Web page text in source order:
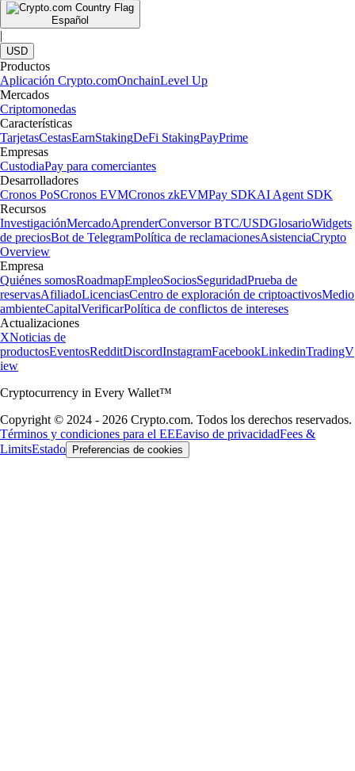
Español
|
USD
Productos
Aplicación Crypto.comOnchainLevel Up
Mercados
Criptomonedas
Características
TarjetasCestasEarnStakingDeFi StakingPayPrime
Empresas
CustodiaPay para comerciantes
Desarrolladores
Cronos PoSCronos EVMCronos zkEVMPay SDKAI Agent SDK
Recursos
InvestigaciónMercadoAprenderConversor BTC/USDGlosarioWidgets
de preciosBot de TelegramPolítica de reclamacionesAsistenciaCrypto
Overview
Empresa
Quiénes somosRoadmapEmpleoSociosSeguridadPrueba de
reservasAfiliadoLicenciasCentro de exploración de criptoactivosMedio
ambienteCapitalVerificarPolítica de conflictos de intereses
Actualizaciones
XNoticias de
productosEventosRedditDiscordInstagramFacebookLinkedinTradingV
iew
Cryptocurrency in Every Wallet™
Copyright © 2024 - 2026 Crypto.com. Todos los derechos reservados.
Términos y condiciones para el EEEaviso de privacidadFees &
LimitsEstado Preferencias de cookies